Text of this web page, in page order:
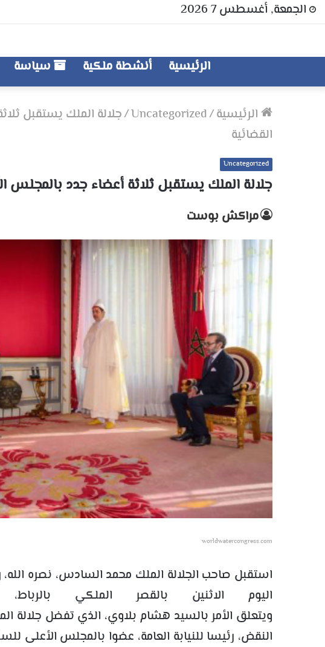
الجمعة, أغسطس 7 2026
الرئيسية
أنشطة ملكية سياسة
الرئيسية/
Uncategorized
/جلالة الملك يستقبل
القضائية
Uncategorized
جلالة الملك يستقبل ثلاثة أعضاء جدد بالمجلس
مراكش بوست
worldwatercongress.com
استقبل صاحب الجلالة الملك محمد السادس، نصره
اليوم الاثنين بالقصر الملكي
ويتعلق الأمر بالسيد هشام بلاوي، الذي تفضل جلالة
النقض، رئيسا للنيابة العامة، عضوا بالمجلس الأعلى